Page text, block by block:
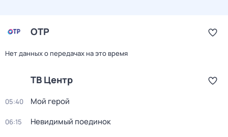
ОТР
Нет данных о передачах на это время
ТВ Центр
05:40 Мой герой
06:15 Невидимый поединок